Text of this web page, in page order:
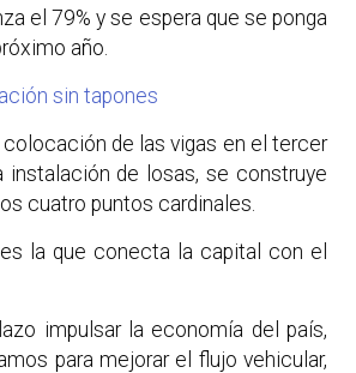
el 79% y se espera que se ponga
año.
sin tapones
de las vigas en el tercer
de losas, se construye
cuatro puntos cardinales.
la que conecta la capital con el
impulsar la economía del país,
para mejorar el flujo vehicular,